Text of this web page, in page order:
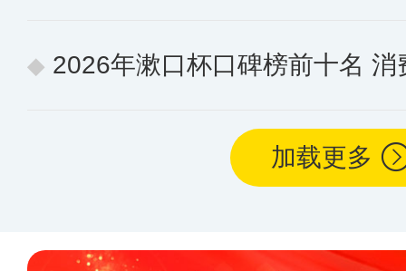
2026年漱口杯口碑榜前十名 消费
加载更多